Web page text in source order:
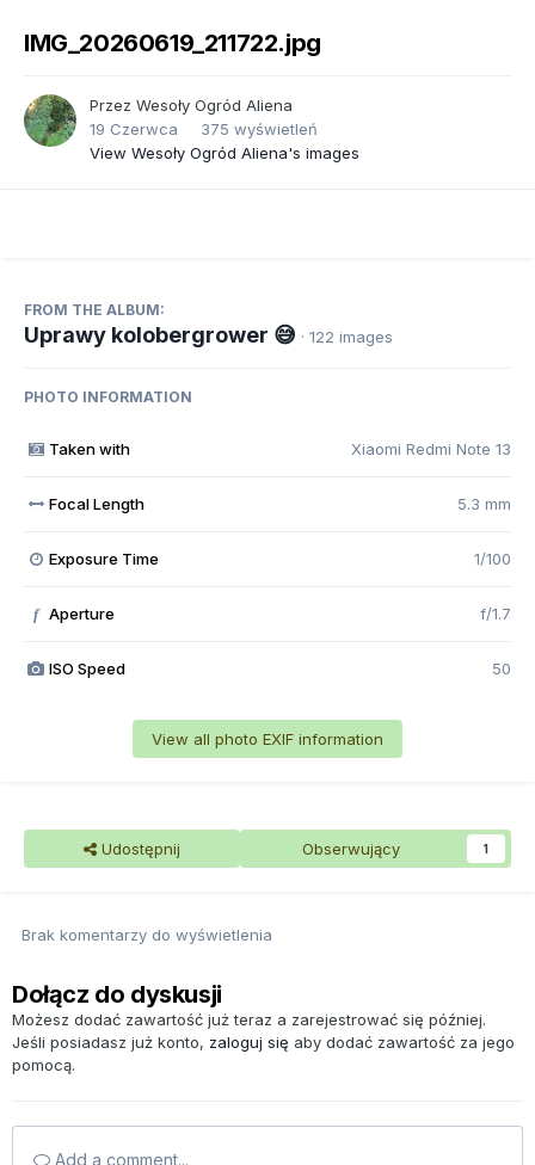
IMG_20260619_211722.jpg
Przez Wesoły Ogród Aliena
19 Czerwca
375 wyświetleń
View Wesoły Ogród Aliena's images
FROM THE ALBUM:
Uprawy kolobergrower 😅 · 122 images
PHOTO INFORMATION
Taken with Xiaomi Redmi Note 13
Focal Length 5.3 mm
Exposure Time 1/100
f Aperture f/1.7
ISO Speed 50
View all photo EXIF information
Udostępnij Obserwujący 1
Brak komentarzy do wyświetlenia
Dołącz do dyskusji
Możesz dodać zawartość już teraz a zarejestrować się później.
Jeśli posiadasz już konto, zaloguj się aby dodać zawartość za jego
pomocą.
Add a comment...